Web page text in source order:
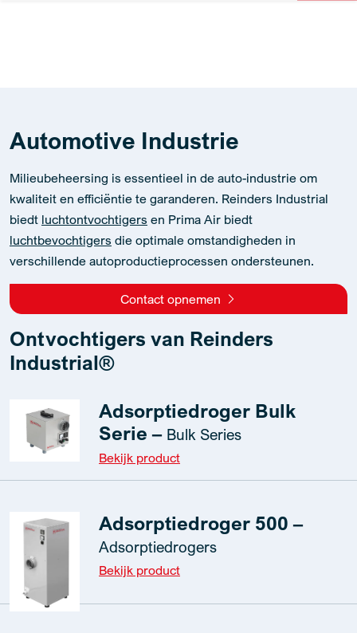
Automotive Industrie
Milieubeheersing is essentieel in de auto-industrie om
kwaliteit en efficiëntie te garanderen. Reinders Industrial
biedt luchtontvochtigers en Prima Air biedt
luchtbevochtigers die optimale omstandigheden in
verschillende autoproductieprocessen ondersteunen.
Contact opnemen
Ontvochtigers van Reinders
Industrial®
Adsorptiedroger Bulk
Serie – Bulk Series
Bekijk product
Adsorptiedroger 500 –
Adsorptiedrogers
Bekijk product